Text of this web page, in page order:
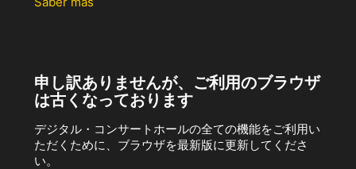
申し訳ありませんが、ご利用のブラウザ
は古くなっております
デジタル・コンサートホールの全ての機能をご利用い
ただくために、ブラウザを最新版に更新してくださ
い。